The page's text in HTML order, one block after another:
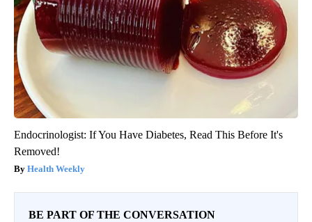
Endocrinologist: If You Have Diabetes, Read This Before It's
Removed!
Health Weekly
BE PART OF THE CONVERSATION